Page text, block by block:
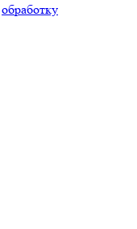
обработку